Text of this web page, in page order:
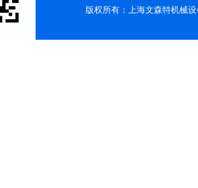
版权所有：上海文森特机械